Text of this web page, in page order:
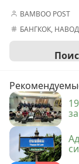
BAMBOO POST
БАНГКОК,